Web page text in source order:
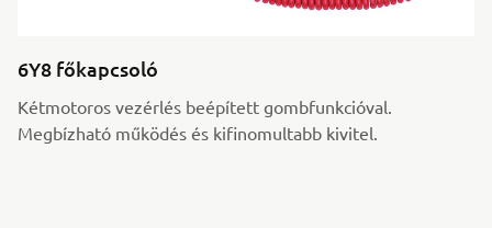
6Y8 főkapcsoló
Kétmotoros vezérlés beépített gombfunkcióval.
Megbízható működés és kifinomultabb kivitel.